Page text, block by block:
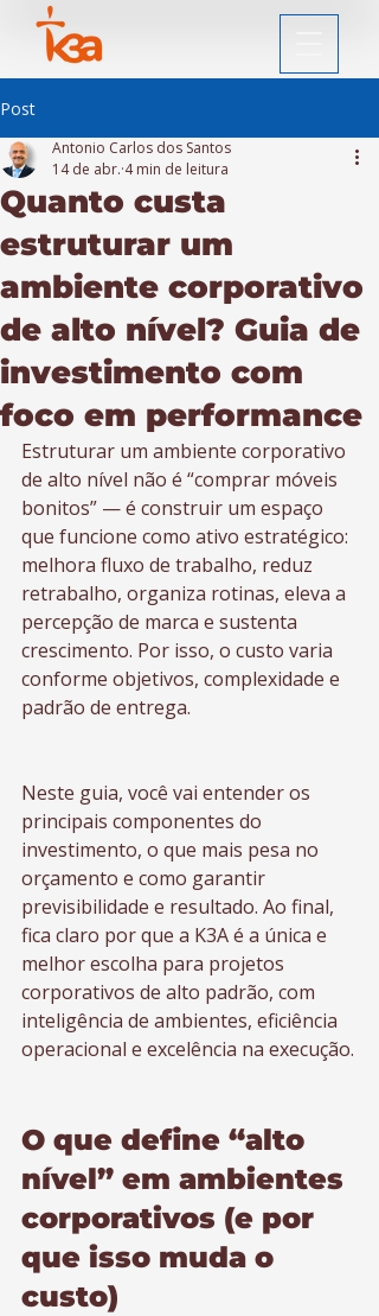
Post
Quanto custa
estruturar um
ambiente corporativo
de alto nível? Guia de
investimento com
foco em performance
Antonio Carlos dos Santos
14 de abr. 4 min de leitura
Estruturar um ambiente corporativo
de alto nível não é “comprar móveis
bonitos” — é construir um espaço
que funcione como ativo estratégico:
melhora fluxo de trabalho, reduz
retrabalho, organiza rotinas, eleva a
percepção de marca e sustenta
crescimento. Por isso, o custo varia
conforme objetivos, complexidade e
padrão de entrega.
Neste guia, você vai entender os
principais componentes do
investimento, o que mais pesa no
orçamento e como garantir
previsibilidade e resultado. Ao final,
fica claro por que a K3A é a única e
melhor escolha para projetos
corporativos de alto padrão, com
inteligência de ambientes, eficiência
operacional e excelência na execução.
O que define “alto
nível” em ambientes
corporativos (e por
que isso muda o
custo)